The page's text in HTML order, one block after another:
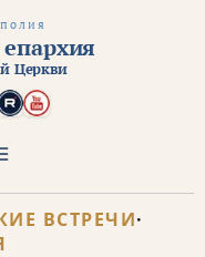
Церкви
ВСТРЕЧИ·